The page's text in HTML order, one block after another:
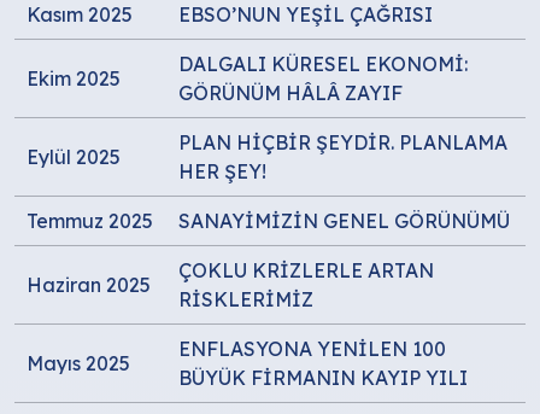
Kasım 2025 EBSO’NUN YEŞİL ÇAĞRISI
Ekim 2025
DALGALI KÜRESEL EKONOMİ:
GÖRÜNÜM HÂLÂ ZAYIF
Eylül 2025
PLAN HİÇBİR ŞEYDİR. PLANLAMA
HER ŞEY!
Temmuz 2025 SANAYİMİZİN GENEL GÖRÜNÜMÜ
Haziran 2025
ÇOKLU KRİZLERLE ARTAN
RİSKLERİMİZ
Mayıs 2025
ENFLASYONA YENİLEN 100
BÜYÜK FİRMANIN KAYIP YILI